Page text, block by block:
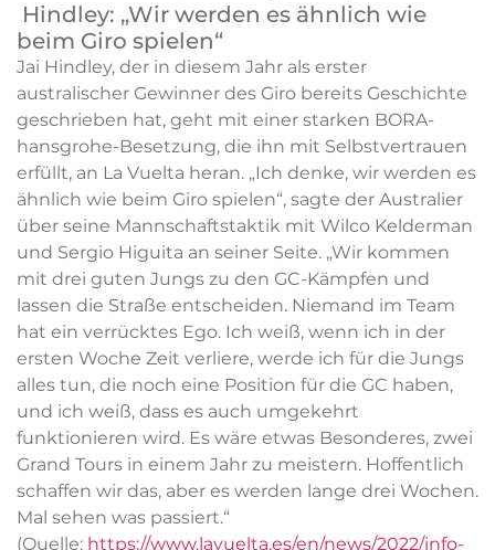
Hindley: „Wir werden es ähnlich wie
beim Giro spielen“
Jai Hindley, der in diesem Jahr als erster
australischer Gewinner des Giro bereits Geschichte
geschrieben hat, geht mit einer starken BORA-
hansgrohe-Besetzung, die ihn mit Selbstvertrauen
erfüllt, an La Vuelta heran. „Ich denke, wir werden es
ähnlich wie beim Giro spielen“, sagte der Australier
über seine Mannschaftstaktik mit Wilco Kelderman
und Sergio Higuita an seiner Seite. „Wir kommen
mit drei guten Jungs zu den GC-Kämpfen und
lassen die Straße entscheiden. Niemand im Team
hat ein verrücktes Ego. Ich weiß, wenn ich in der
ersten Woche Zeit verliere, werde ich für die Jungs
alles tun, die noch eine Position für die GC haben,
und ich weiß, dass es auch umgekehrt
funktionieren wird. Es wäre etwas Besonderes, zwei
Grand Tours in einem Jahr zu meistern. Hoffentlich
schaffen wir das, aber es werden lange drei Wochen.
Mal sehen was passiert.“
(Quelle: https://www.lavuelta.es/en/news/2022/info-